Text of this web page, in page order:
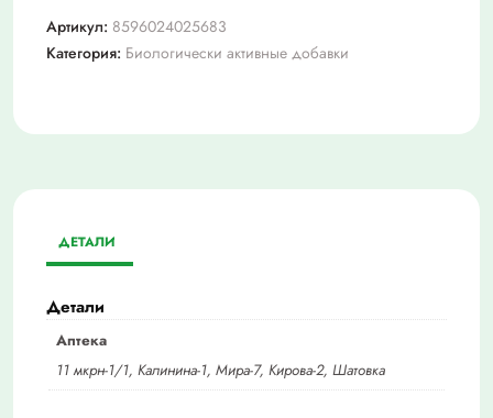
таб.
Артикул: 8596024025683
Категория: Биологически активные добавки
ДЕТАЛИ
Детали
Аптека
11 мкрн-1/1, Калинина-1, Мира-7, Кирова-2, Шатовка